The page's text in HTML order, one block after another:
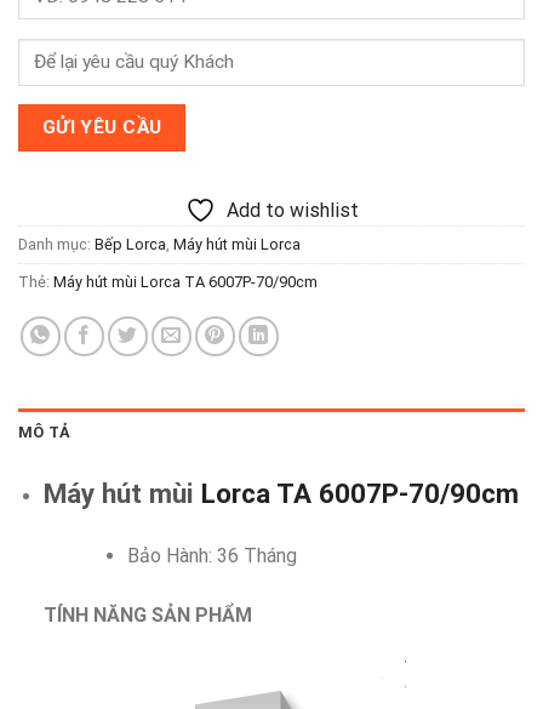
Add to wishlist
Danh mục: Bếp Lorca, Máy hút mùi Lorca
Thẻ: Máy hút mùi Lorca TA 6007P-70/90cm
MÔ TẢ
Máy hút mùi Lorca TA 6007P-70/90cm
Bảo Hành: 36 Tháng
TÍNH NĂNG SẢN PHẨM